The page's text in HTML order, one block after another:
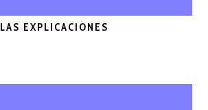
LAS EXPLICACIONES